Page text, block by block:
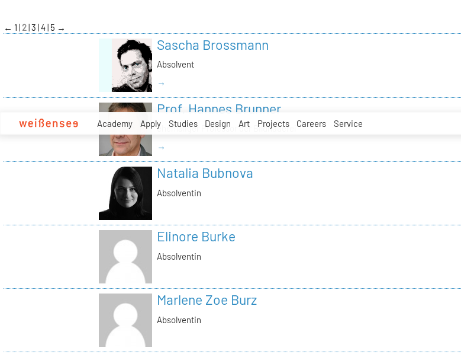
Academy Apply Studies Design Art Projects Careers Service
← 1 2 3 4 5 →
Sascha Brossmann
Absolvent
→
Prof. Hannes Brunner
ehemaliger Professor der Bildhauerei
→
Natalia Bubnova
Absolventin
Elinore Burke
Absolventin
Marlene Zoe Burz
Absolventin